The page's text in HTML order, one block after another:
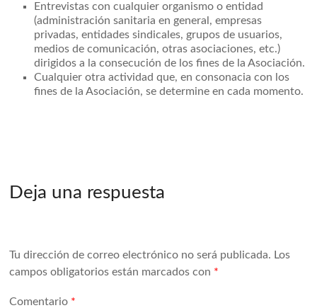
Entrevistas con cualquier organismo o entidad
(administración sanitaria en general, empresas
privadas, entidades sindicales, grupos de usuarios,
medios de comunicación, otras asociaciones, etc.)
dirigidos a la consecución de los fines de la Asociación.
Cualquier otra actividad que, en consonacia con los
fines de la Asociación, se determine en cada momento.
Deja una respuesta
Tu dirección de correo electrónico no será publicada. Los
campos obligatorios están marcados con *
Comentario *